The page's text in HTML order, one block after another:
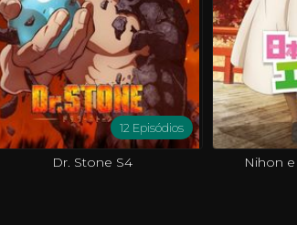
12 Episódios
Dr. Stone S4 Nihon